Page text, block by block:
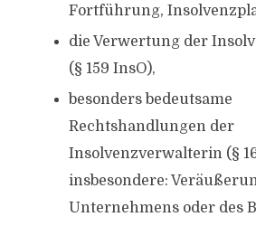
Fortführung,
die Verwertung der
(§ 159 InsO),
besonders bedeutsame
Rechtshandlungen der
Insolvenzverwalterin (§
insbesondere:
Unternehmens oder des